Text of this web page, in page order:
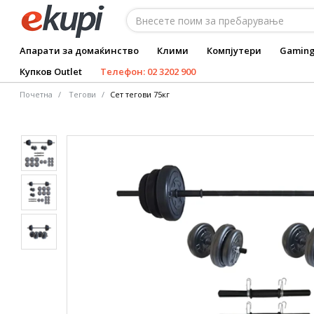
Апарати за домаќинство Клими Компјутери
Купков Outlet
Телефон: 02 3202 900
Почетна Тегови Сет тегови 75кг